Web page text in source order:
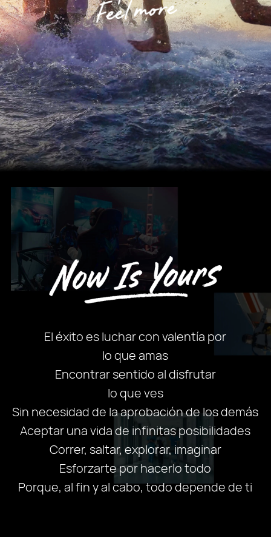
El éxito es luchar con valentía por
lo que amas
Encontrar sentido al disfrutar
lo que ves
Sin necesidad de la aprobación de los demás
Aceptar una vida de infinitas posibilidades
Correr, saltar, explorar, imaginar
Esforzarte por hacerlo todo
Porque, al fin y al cabo, todo depende de ti